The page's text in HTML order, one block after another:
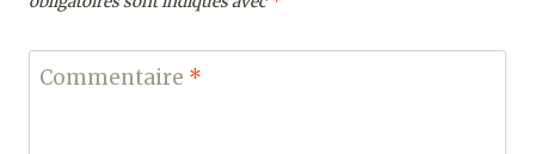
Commentaire *